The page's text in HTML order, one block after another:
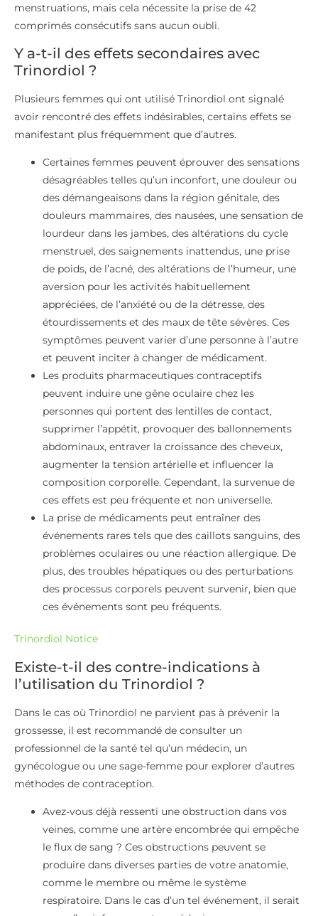
menstruations, mais cela nécessite la prise de 42
comprimés consécutifs sans aucun oubli.
Y a-t-il des effets secondaires avec
Trinordiol ?
Plusieurs femmes qui ont utilisé Trinordiol ont signalé
avoir rencontré des effets indésirables, certains effets se
manifestant plus fréquemment que d’autres.
Certaines femmes peuvent éprouver des sensations
désagréables telles qu’un inconfort, une douleur ou
des démangeaisons dans la région génitale, des
douleurs mammaires, des nausées, une sensation de
lourdeur dans les jambes, des altérations du cycle
menstruel, des saignements inattendus, une prise
de poids, de l’acné, des altérations de l’humeur, une
aversion pour les activités habituellement
appréciées, de l’anxiété ou de la détresse, des
étourdissements et des maux de tête sévères. Ces
symptômes peuvent varier d’une personne à l’autre
et peuvent inciter à changer de médicament.
Les produits pharmaceutiques contraceptifs
peuvent induire une gêne oculaire chez les
personnes qui portent des lentilles de contact,
supprimer l’appétit, provoquer des ballonnements
abdominaux, entraver la croissance des cheveux,
augmenter la tension artérielle et influencer la
composition corporelle. Cependant, la survenue de
ces effets est peu fréquente et non universelle.
La prise de médicaments peut entraîner des
événements rares tels que des caillots sanguins, des
problèmes oculaires ou une réaction allergique. De
plus, des troubles hépatiques ou des perturbations
des processus corporels peuvent survenir, bien que
ces événements sont peu fréquents.
Trinordiol Notice
Existe-t-il des contre-indications à
l’utilisation du Trinordiol ?
Dans le cas où Trinordiol ne parvient pas à prévenir la
grossesse, il est recommandé de consulter un
professionnel de la santé tel qu’un médecin, un
gynécologue ou une sage-femme pour explorer d’autres
méthodes de contraception.
Avez-vous déjà ressenti une obstruction dans vos
veines, comme une artère encombrée qui empêche
le flux de sang ? Ces obstructions peuvent se
produire dans diverses parties de votre anatomie,
comme le membre ou même le système
respiratoire. Dans le cas d’un tel événement, il serait